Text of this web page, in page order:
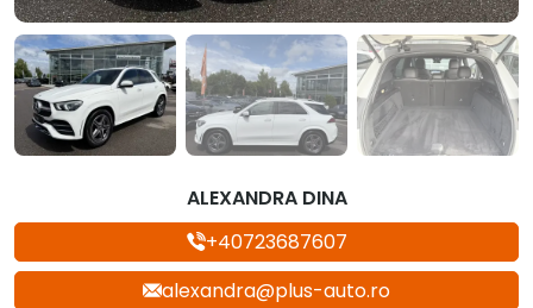
ALEXANDRA DINA
+40723687607
alexandra@plus-auto.ro